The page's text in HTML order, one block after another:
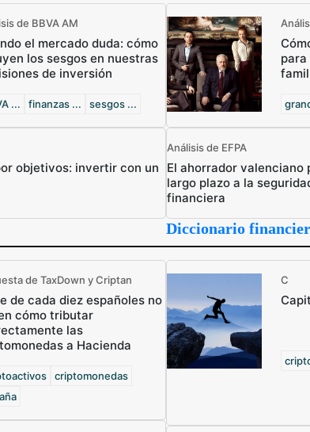
de BBVA AM
el mercado duda: cómo
los sesgos en nuestras
de inversión
... finanzas ... sesgos ...
objetivos: invertir con un
Análisis de EFPA
El ahorrador valenciano
largo plazo a la
financiera
de TaxDown y Criptan
de cada diez españoles no
cómo tributar
las
a Hacienda
criptomonedas
Diccionario
C